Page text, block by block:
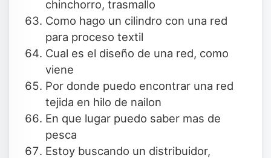
chinchorro, trasmallo
Como hago un cilindro con una red
para proceso textil
Cual es el diseño de una red, como
viene
Por donde puedo encontrar una red
tejida en hilo de nailon
En que lugar puedo saber mas de
pesca
Estoy buscando un distribuidor,